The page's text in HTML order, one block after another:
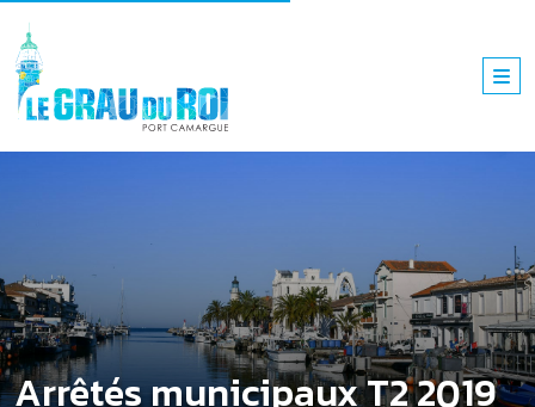
Arrêtés municipaux T2 2019